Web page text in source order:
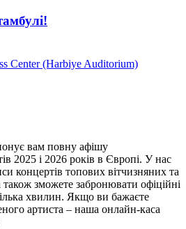
Center (Harbiye Auditorium)
вам повну афішу
2025 і 2026 років в Європі. У нас
концертів топових вітчизняних та
зможете забронювати офіційні
хвилин. Якщо ви бажаєте
артиста – наша онлайн-каса